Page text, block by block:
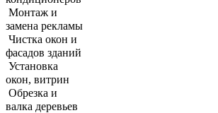
Монтаж и
замена рекламы
Чистка окон и
фасадов зданий
Установка
окон, витрин
Обрезка и
валка деревьев